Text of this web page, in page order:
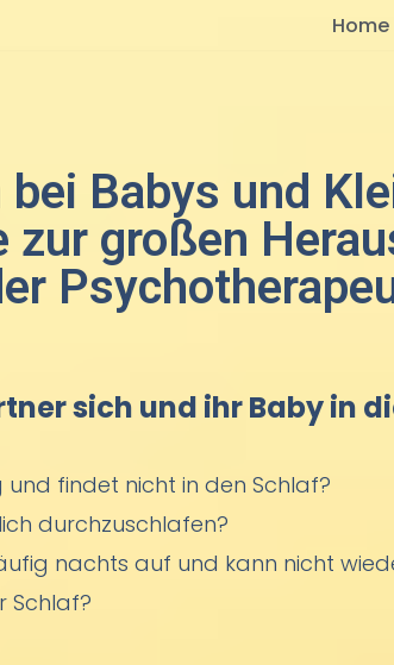
Home
Babys und
zur großen
sich und ihr Baby in
und findet nicht in den Schlaf?
durchzuschlafen?
nachts auf und kann nicht
Schlaf?